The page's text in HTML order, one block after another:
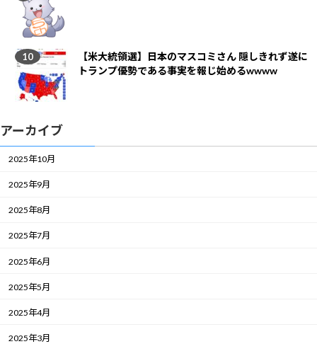
【米大統領選】日本のマスコミさん 隠しきれず遂に
トランプ優勢である事実を報じ始めるwwww
アーカイブ
2025年10月
2025年9月
2025年8月
2025年7月
2025年6月
2025年5月
2025年4月
2025年3月